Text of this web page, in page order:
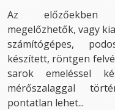
Az előzőekben
megelőzhetők, vagy
számítógépes,
készített, röntgen
sarok emeléssel
mérőszalaggal
pontatlan lehet...